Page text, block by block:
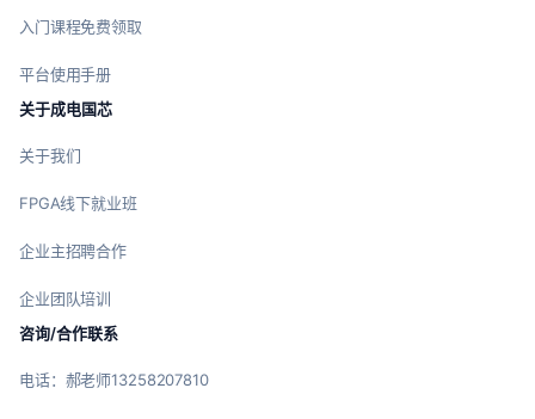
入门课程免费领取
平台使用手册
关于成电国芯
关于我们
FPGA线下就业班
企业主招聘合作
企业团队培训
咨询/合作联系
电话：郝老师13258207810